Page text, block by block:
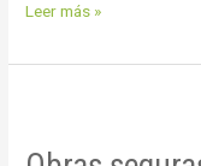
Leer más »